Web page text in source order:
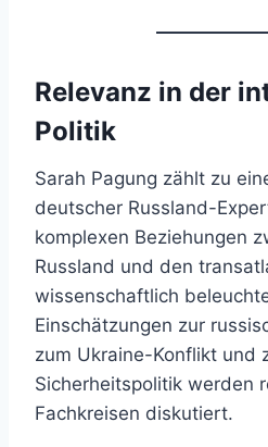
Relevanz in der
Politik
Sarah Pagung zählt zu
deutscher Russland-
komplexen Beziehungen
Russland und den
wissenschaftlich
Einschätzungen zur
zum Ukraine-Konflikt und
Sicherheitspolitik werden
Fachkreisen diskutiert.